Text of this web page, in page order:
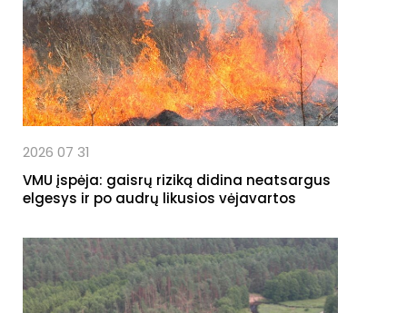
2026 07 31
VMU įspėja: gaisrų riziką didina neatsargus
elgesys ir po audrų likusios vėjavartos